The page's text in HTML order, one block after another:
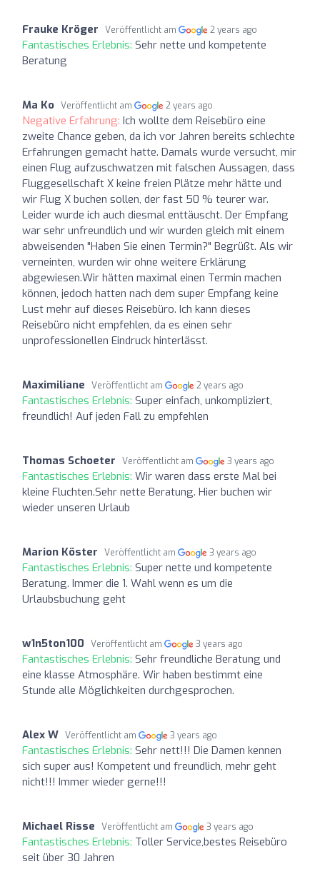
Frauke Kröger Veröffentlicht am 2 years ago
Fantastisches Erlebnis: Sehr nette und kompetente
Beratung
Ma Ko Veröffentlicht am 2 years ago
Negative Erfahrung: Ich wollte dem Reisebüro eine
zweite Chance geben, da ich vor Jahren bereits schlechte
Erfahrungen gemacht hatte. Damals wurde versucht, mir
einen Flug aufzuschwatzen mit falschen Aussagen, dass
Fluggesellschaft X keine freien Plätze mehr hätte und
wir Flug X buchen sollen, der fast 50 % teurer war.
Leider wurde ich auch diesmal enttäuscht. Der Empfang
war sehr unfreundlich und wir wurden gleich mit einem
abweisenden "Haben Sie einen Termin?" Begrüßt. Als wir
verneinten, wurden wir ohne weitere Erklärung
abgewiesen.Wir hätten maximal einen Termin machen
können, jedoch hatten nach dem super Empfang keine
Lust mehr auf dieses Reisebüro. Ich kann dieses
Reisebüro nicht empfehlen, da es einen sehr
unprofessionellen Eindruck hinterlässt.
Maximiliane Veröffentlicht am 2 years ago
Fantastisches Erlebnis: Super einfach, unkompliziert,
freundlich! Auf jeden Fall zu empfehlen
Thomas Schoeter Veröffentlicht am 3 years ago
Fantastisches Erlebnis: Wir waren dass erste Mal bei
kleine Fluchten.Sehr nette Beratung. Hier buchen wir
wieder unseren Urlaub
Marion Köster Veröffentlicht am 3 years ago
Fantastisches Erlebnis: Super nette und kompetente
Beratung. Immer die 1. Wahl wenn es um die
Urlaubsbuchung geht
w1n5ton100 Veröffentlicht am 3 years ago
Fantastisches Erlebnis: Sehr freundliche Beratung und
eine klasse Atmosphäre. Wir haben bestimmt eine
Stunde alle Möglichkeiten durchgesprochen.
Alex W Veröffentlicht am 3 years ago
Fantastisches Erlebnis: Sehr nett!!! Die Damen kennen
sich super aus! Kompetent und freundlich, mehr geht
nicht!!! Immer wieder gerne!!!
Michael Risse Veröffentlicht am 3 years ago
Fantastisches Erlebnis: Toller Service,bestes Reisebüro
seit über 30 Jahren